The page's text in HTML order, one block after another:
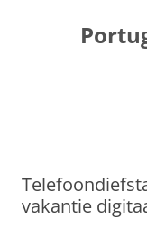
vakantie